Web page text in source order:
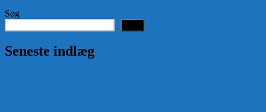
Søg
Seneste indlæg